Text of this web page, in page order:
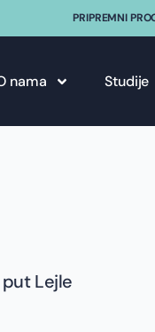
PRIPREMNI
nama Studije
Lejle